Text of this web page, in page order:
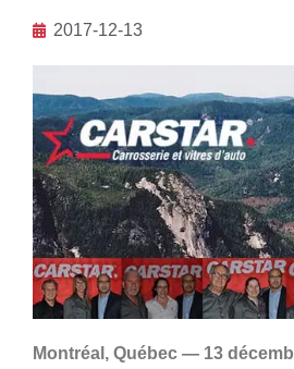
2017-12-13
Montréal, Québec — 13